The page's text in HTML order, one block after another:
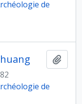
de
de